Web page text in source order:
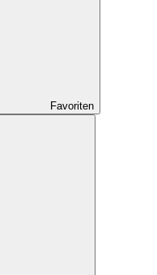
Favoriten